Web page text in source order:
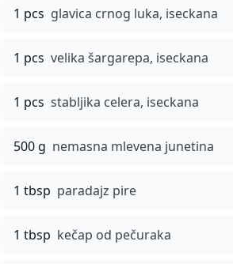
1 pcs glavica crnog luka, iseckana
1 pcs velika šargarepa, iseckana
1 pcs stabljika celera, iseckana
500 g nemasna mlevena junetina
1 tbsp paradajz pire
1 tbsp kečap od pečuraka